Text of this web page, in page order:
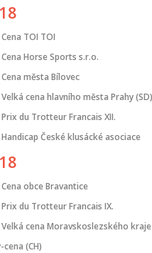
TOI TOI
Horse Sports s.r.o.
města Bílovec
Velká cena hlavního města Prahy (SD)
Prix du Trotteur Francais XII.
Handicap České klusácké asociace
obce Bravantice
Prix du Trotteur Francais IX.
Velká cena Moravskoslezského
(CH)